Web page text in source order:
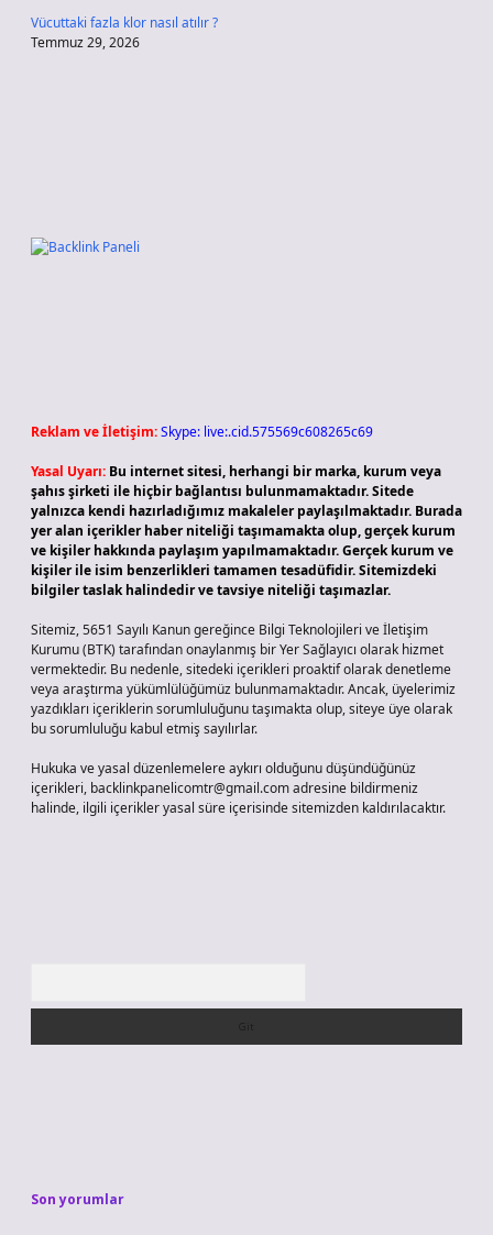
Vücuttaki fazla klor nasıl atılır ?
Temmuz 29, 2026
Reklam ve İletişim:Skype: live:.cid.575569c608265c69
Yasal Uyarı: Bu internet sitesi, herhangi bir marka, kurum veya
şahıs şirketi ile hiçbir bağlantısı bulunmamaktadır. Sitede
yalnızca kendi hazırladığımız makaleler paylaşılmaktadır. Burada
yer alan içerikler haber niteliği taşımamakta olup, gerçek kurum
ve kişiler hakkında paylaşım yapılmamaktadır. Gerçek kurum ve
kişiler ile isim benzerlikleri tamamen tesadüfidir. Sitemizdeki
bilgiler taslak halindedir ve tavsiye niteliği taşımazlar.
Sitemiz, 5651 Sayılı Kanun gereğince Bilgi Teknolojileri ve İletişim
Kurumu (BTK) tarafından onaylanmış bir Yer Sağlayıcı olarak hizmet
vermektedir. Bu nedenle, sitedeki içerikleri proaktif olarak denetleme
veya araştırma yükümlülüğümüz bulunmamaktadır. Ancak, üyelerimiz
yazdıkları içeriklerin sorumluluğunu taşımakta olup, siteye üye olarak
bu sorumluluğu kabul etmiş sayılırlar.
Hukuka ve yasal düzenlemelere aykırı olduğunu düşündüğünüz
içerikleri, backlinkpanelicomtr@gmail.comadresine bildirmeniz
halinde, ilgili içerikler yasal süre içerisinde sitemizden kaldırılacaktır.
Son yorumlar